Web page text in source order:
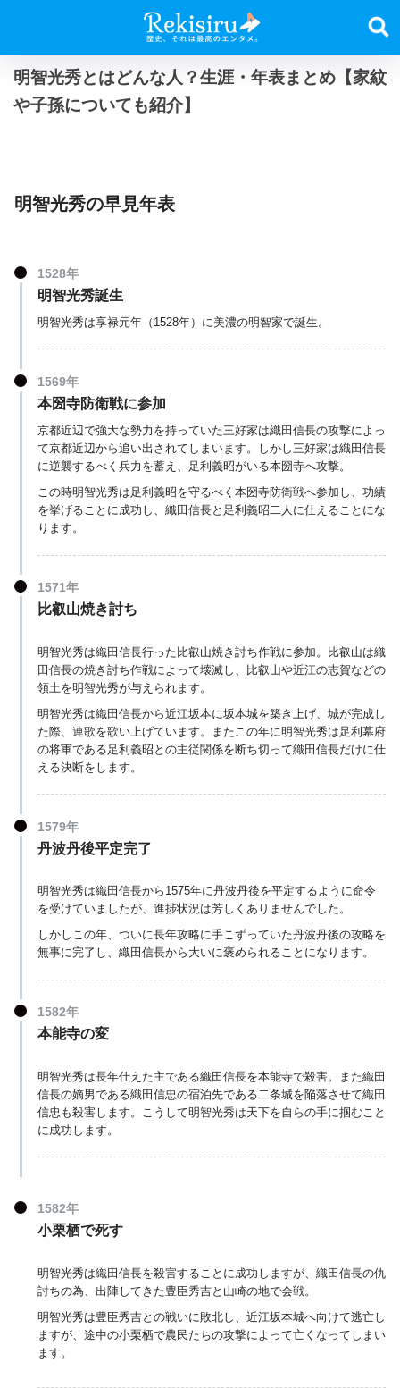
明智光秀とはどんな人？生涯・年表まとめ【家紋
や子孫についても紹介】
明智光秀の早見年表
1528年
明智光秀誕生
明智光秀は享禄元年（1528年）に美濃の明智家で誕生。
1569年
本圀寺防衛戦に参加
京都近辺で強大な勢力を持っていた三好家は織田信長の攻撃によっ
て京都近辺から追い出されてしまいます。しかし三好家は織田信長
に逆襲するべく兵力を蓄え、足利義昭がいる本圀寺へ攻撃。
この時明智光秀は足利義昭を守るべく本圀寺防衛戦へ参加し、功績
を挙げることに成功し、織田信長と足利義昭二人に仕えることにな
ります。
1571年
比叡山焼き討ち
明智光秀は織田信長行った比叡山焼き討ち作戦に参加。比叡山は織
田信長の焼き討ち作戦によって壊滅し、比叡山や近江の志賀などの
領土を明智光秀が与えられます。
明智光秀は織田信長から近江坂本に坂本城を築き上げ、城が完成し
た際、連歌を歌い上げています。またこの年に明智光秀は足利幕府
の将軍である足利義昭との主従関係を断ち切って織田信長だけに仕
える決断をします。
1579年
丹波丹後平定完了
明智光秀は織田信長から1575年に丹波丹後を平定するように命令
を受けていましたが、進捗状況は芳しくありませんでした。
しかしこの年、ついに長年攻略に手こずっていた丹波丹後の攻略を
無事に完了し、織田信長から大いに褒められることになります。
1582年
本能寺の変
明智光秀は長年仕えた主である織田信長を本能寺で殺害。また織田
信長の嫡男である織田信忠の宿泊先である二条城を陥落させて織田
信忠も殺害します。こうして明智光秀は天下を自らの手に掴むこと
に成功します。
1582年
小栗栖で死す
明智光秀は織田信長を殺害することに成功しますが、織田信長の仇
討ちの為、出陣してきた豊臣秀吉と山崎の地で会戦。
明智光秀は豊臣秀吉との戦いに敗北し、近江坂本城へ向けて逃亡し
ますが、途中の小栗栖で農民たちの攻撃によって亡くなってしまい
ます。